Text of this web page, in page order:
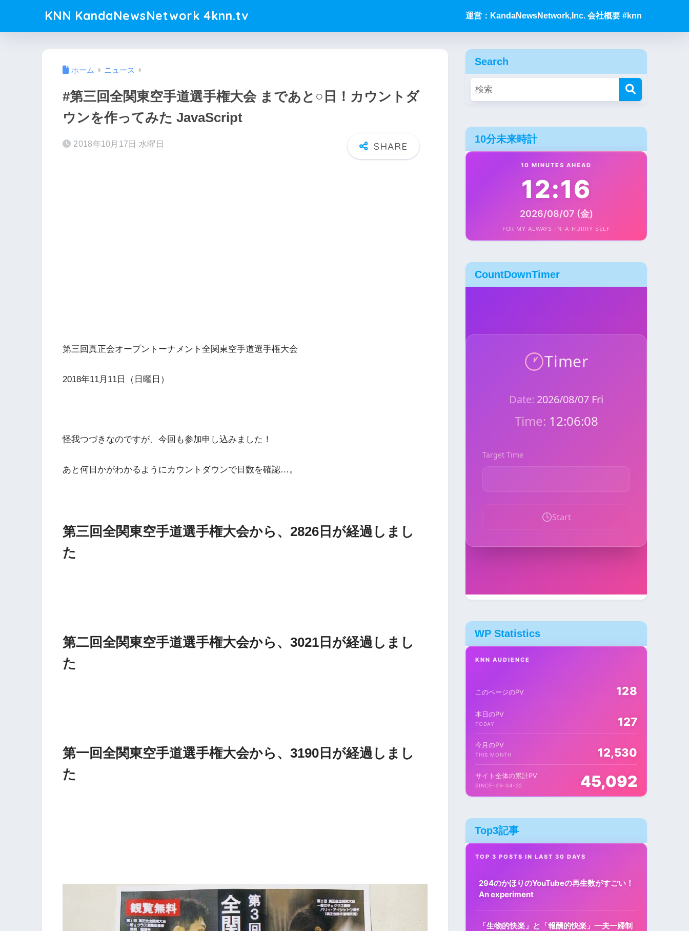
KNN KandaNewsNetwork 4knn.tv 運営：KandaNewsNetwork,Inc. 会社概要 #knn
ホーム ニュース
#第三回全関東空手道選手権大会 まであと○日！カウントダ
ウンを作ってみた JavaScript
2018年10月17日 水曜日
第三回真正会オープントーナメント全関東空手道選手権大会
2018年11月11日（日曜日）
怪我つづきなのですが、今回も参加申し込みました！
あと何日かがわかるようにカウントダウンで日数を確認…。
第三回全関東空手道選手権大会から、2826日が経過しまし
た
第二回全関東空手道選手権大会から、3021日が経過しまし
た
第一回全関東空手道選手権大会から、3190日が経過しまし
た
Search
10分未来時計
10 MINUTES AHEAD
12:16
2026/08/07 (金)
FOR MY ALWAYS-IN-A-HURRY SELF
CountDownTimer
WP Statistics
KNN AUDIENCE
このページのPV 128
本日のPV
TODAY 127
今月のPV
THIS MONTH 12,530
サイト全体の累計PV
SINCE-26-04-22 45,092
Top3記事
TOP 3 POSTS IN LAST 30 DAYS
294のかほりのYouTubeの再生数がすごい！
An experiment
「生物的快楽」と「報酬的快楽」一夫一婦制